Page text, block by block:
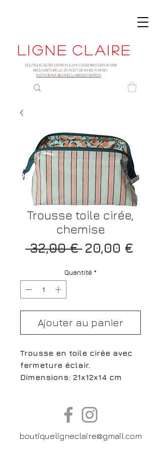
Ligne claire
Boutique de décoration & d'accessoires depuis 1998
RÉOUVERTURE LE 25 AOûT DE 10h30 à 19H30
INSTAGRAM: @LIGNECLAIREDECORATION
Trousse toile cirée,
chemise
32,00 € Prix
20,00 €Prix
Quantité *
Ajouter au panier
Trousse en toile cirée avec
fermeture éclair.
Dimensions: 21x12x14 cm
boutiqueligneclaire@gmail.com